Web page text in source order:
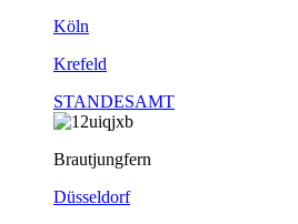
Köln
Krefeld
STANDESAMT
Brautjungfern
Düsseldorf